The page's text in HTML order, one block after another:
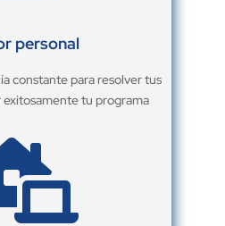
personal
constante para resolver tus
exitosamente tu programa